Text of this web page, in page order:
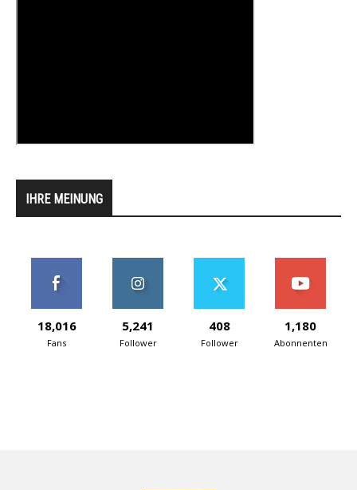
IHRE MEINUNG
18,016
Fans
5,241
Follower
408
Follower
1,180
Abonnenten